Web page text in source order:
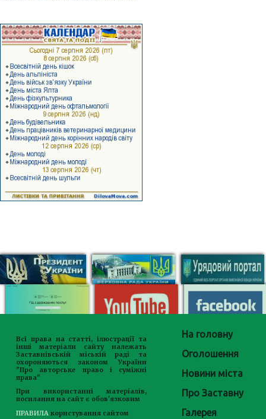
Всі права на статті, ілюстрації та
інші матеріали сайту належать
Заставнівській міській раді та
охороняються законом України
"Про авторське право і суміжні
права"
При використанні матеріалів,
посилання на сайт є обов'язковим
ПРАВИЛА користування сайтом
На головну
Оголошення
Новини міста
Про Заставну
Галерея